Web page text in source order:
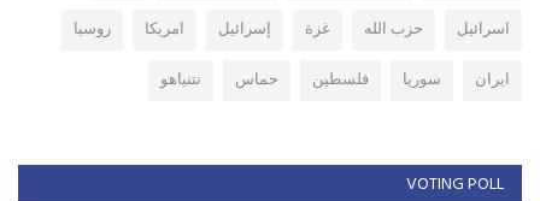
اسرائيل
حزب الله غزة إسرائيل امريكا
روسيا
ايران
سوريا فلسطين حماس نتنياهو
VOTING POLL